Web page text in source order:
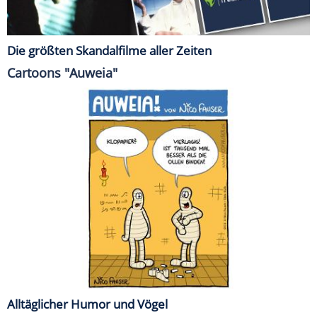
Die größten Skandalfilme aller Zeiten
Cartoons "Auweia"
Alltäglicher Humor und Vögel